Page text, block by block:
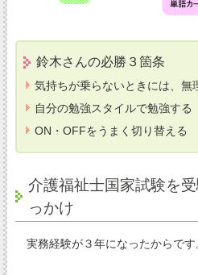
鈴木さんの必勝３箇条
気持ちが乗らないときには、無
自分の勉強スタイルで勉強する
ON・OFFをうまく切り替える
介護福祉士国家試験を
っかけ
実務経験が３年になったからです